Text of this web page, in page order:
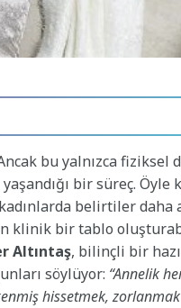
bu yalnızca fiziksel
bir süreç.
belirtiler daha
klinik bir tablo
Altıntaş, bilinçli bir
söylüyor: “Annelik
hissetmek,